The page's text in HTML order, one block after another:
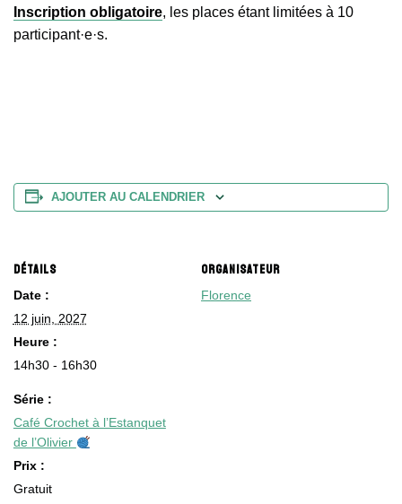
Inscription obligatoire, les places étant limitées à 10
participant·e·s.
AJOUTER AU CALENDRIER
DÉTAILS
Date :
12 juin, 2027
Heure :
14h30 - 16h30
Série :
Café Crochet à l’Estanquet
de l’Olivier
Prix :
Gratuit
ORGANISATEUR
Florence